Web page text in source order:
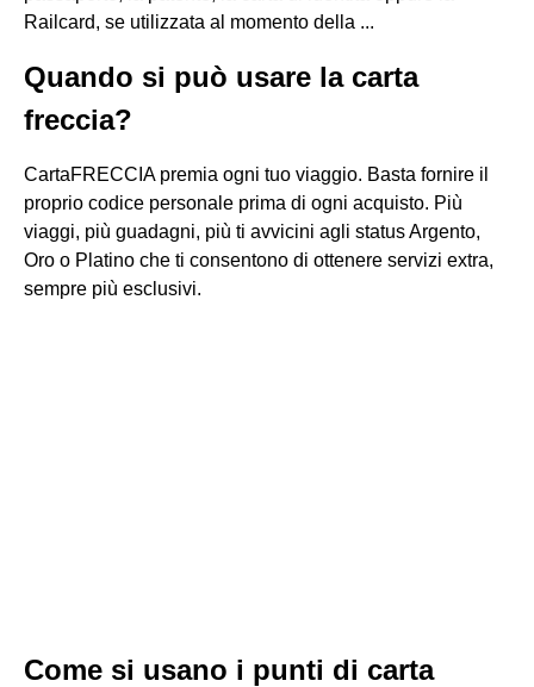
Railcard, se utilizzata al momento della ...
Quando si può usare la carta
freccia?
CartaFRECCIA premia ogni tuo viaggio. Basta fornire il
proprio codice personale prima di ogni acquisto. Più
viaggi, più guadagni, più ti avvicini agli status Argento,
Oro o Platino che ti consentono di ottenere servizi extra,
sempre più esclusivi.
Come si usano i punti di carta